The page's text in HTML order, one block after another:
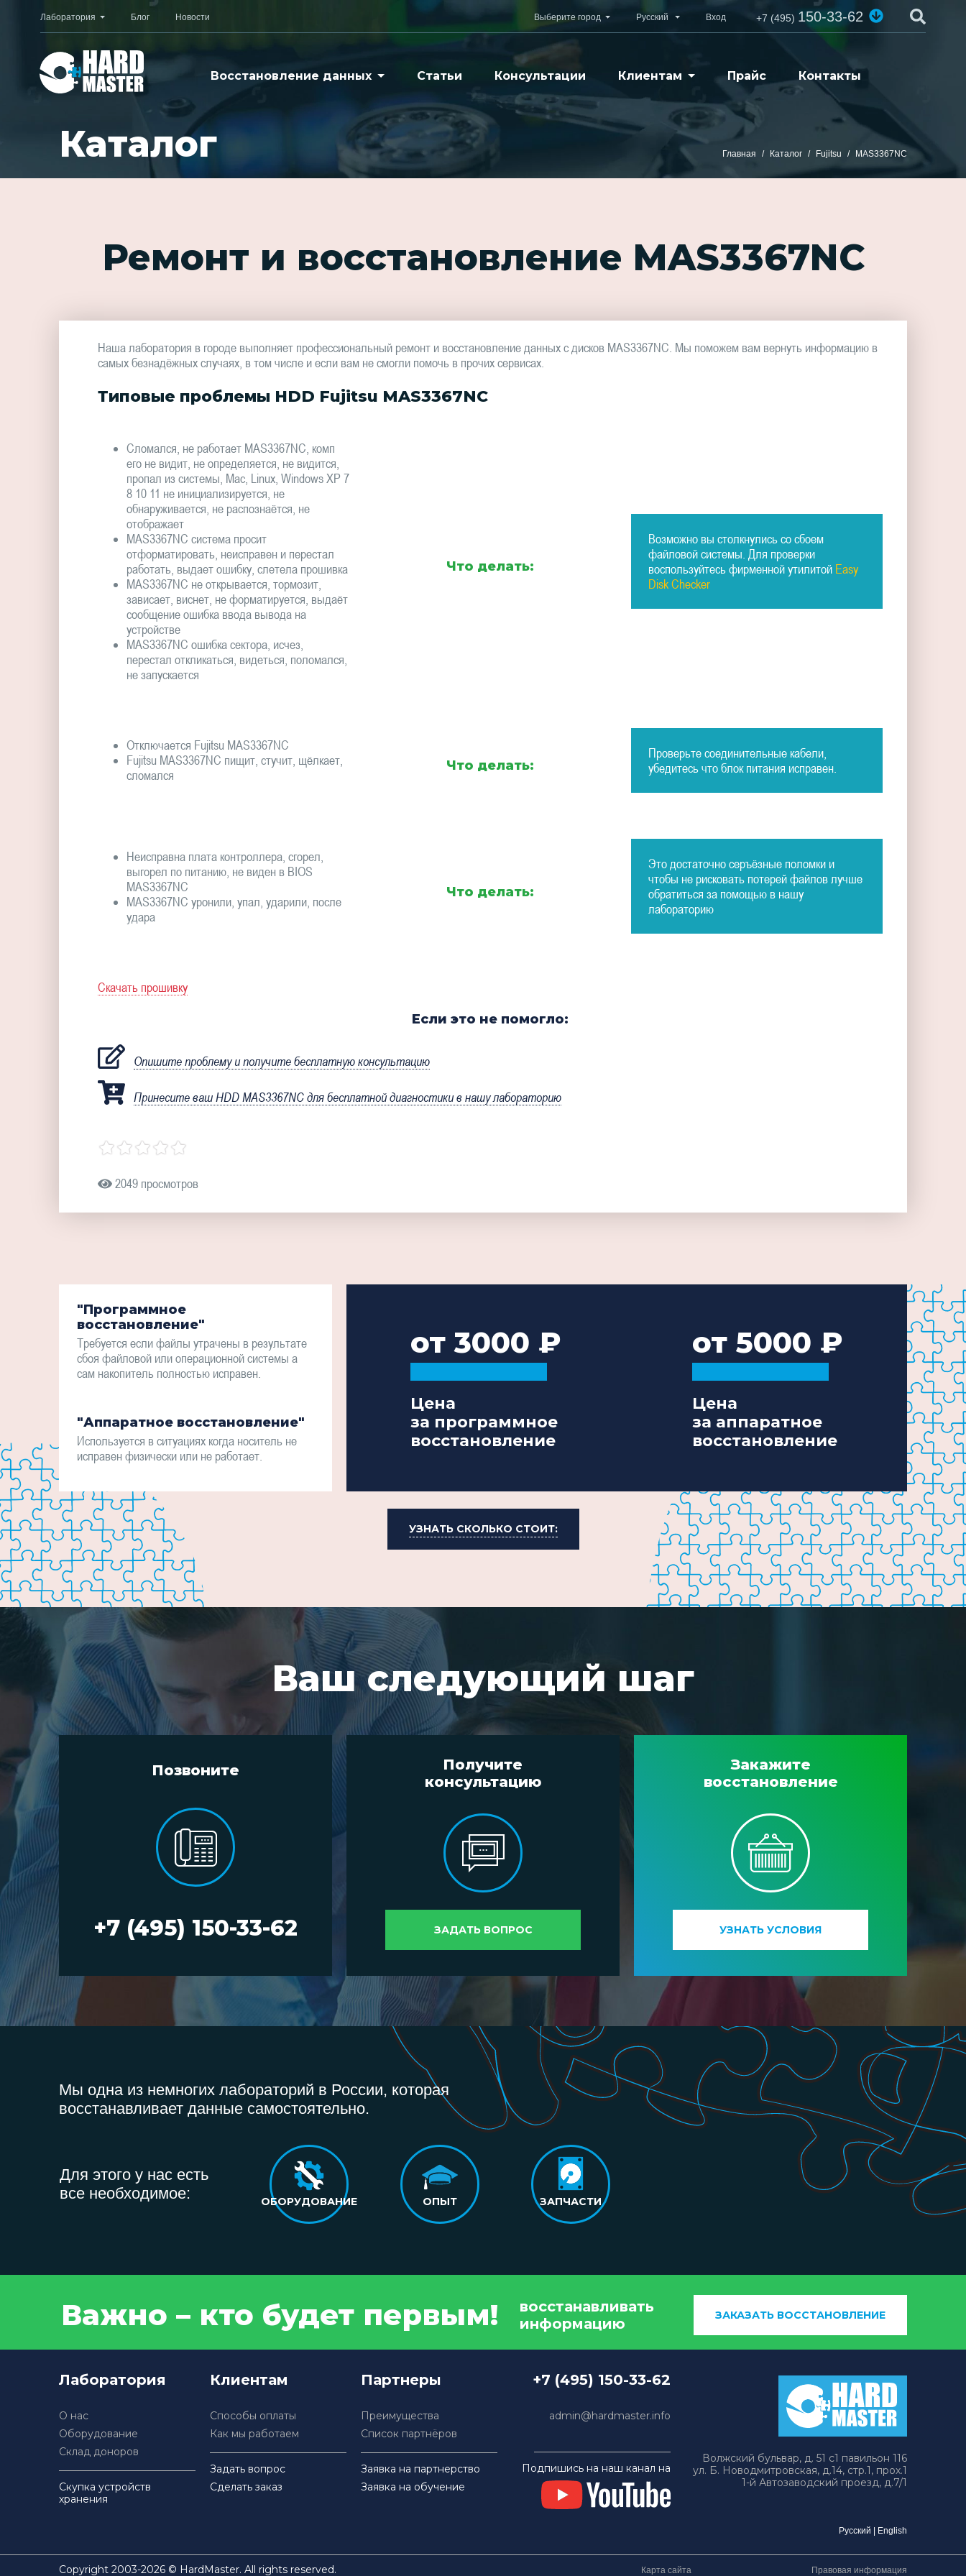
Восстановление данных Статьи Консультации Клиентам Прайс Контакты
Лаборатория Блог Новости Выберите город Русский Вход +7 (495)150-33-62
Каталог Главная Каталог Fujitsu MAS3367NC
Ремонт и восстановление MAS3367NC
Наша лаборатория в городе выполняет профессиональный ремонт и восстановление данных с дисков MAS3367NC. Мы поможем вам вернуть информацию в
самых безнадёжных случаях, в том числе и если вам не смогли помочь в прочих сервисах.
Типовые проблемы HDD Fujitsu MAS3367NC
Сломался, не работает MAS3367NC, комп
его не видит, не определяется, не видится,
пропал из системы, Mac, Linux, Windows XP 7
8 10 11 не инициализируется, не
обнаруживается, не распознаётся, не
отображает
MAS3367NC система просит
отформатировать, неисправен и перестал
работать, выдает ошибку, слетела прошивка
MAS3367NC не открывается, тормозит,
зависает, виснет, не форматируется, выдаёт
сообщение ошибка ввода вывода на
устройстве
MAS3367NC ошибка сектора, исчез,
перестал откликаться, видеться, поломался,
не запускается
Что делать:
Возможно вы столкнулись со сбоем
файловой системы. Для проверки
воспользуйтесь фирменной утилитой Easy
Disk Checker
Отключается Fujitsu MAS3367NC
Fujitsu MAS3367NC пищит, стучит, щёлкает,
сломался
Что делать:
Проверьте соединительные кабели,
убедитесь что блок питания исправен.
Неисправна плата контроллера, сгорел,
выгорел по питанию, не виден в BIOS
MAS3367NC
MAS3367NC уронили, упал, ударили, после
удара
Что делать:
Это достаточно серъёзные поломки и
чтобы не рисковать потерей файлов лучше
обратиться за помощью в нашу
лабораторию
Скачать прошивку
Если это не помогло:
Опишите проблему и получите бесплатную консультацию
Принесите ваш HDD MAS3367NC для бесплатной диагностики в нашу лабораторию
2049 просмотров
"Программное
восстановление"
Требуется если файлы утрачены в результате
сбоя файловой или операционной системы а
сам накопитель полностью исправен.
"Аппаратное восстановление"
Используется в ситуациях когда носитель не
исправен физически или не работает.
от 3000
Цена
за программное
восстановление
от 5000
Цена
за аппаратное
восстановление
УЗНАТЬ СКОЛЬКО СТОИТ:
Ваш следующий шаг
Позвоните
+7 (495) 150-33-62
Получите
консультацию
ЗАДАТЬ ВОПРОС
Закажите
восстановление
УЗНАТЬ УСЛОВИЯ
Мы одна из немногих лабораторий в России, которая
восстанавливает данные самостоятельно.
Для этого у нас есть
все необходимое:
ОБОРУДОВАНИЕ ОПЫТ ЗАПЧАСТИ
Важно – кто будет первым!
восстанавливать
информацию
ЗАКАЗАТЬ ВОССТАНОВЛЕНИЕ
Лаборатория
О нас
Оборудование
Склад доноров
Скупка устройств
хранения
Клиентам
Способы оплаты
Как мы работаем
Задать вопрос
Сделать заказ
Партнеры
Преимущества
Список партнёров
Заявка на партнерство
Заявка на обучение
+7 (495) 150-33-62
admin@hardmaster.info
Подпишись на наш канал на
Волжский бульвар, д. 51 с1 павильон 116
ул. Б. Новодмитровская, д.14, стр.1, прох.1
1-й Автозаводский проезд, д.7/1
Русский English
Copyright 2003-2026 © HardMaster. All rights reserved. Карта сайта Правовая информация